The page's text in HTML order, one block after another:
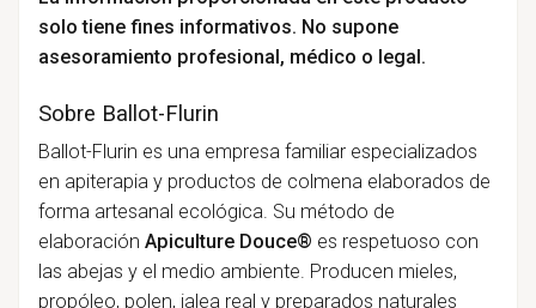
solo tiene fines informativos. No supone
asesoramiento profesional, médico o legal.
Sobre Ballot-Flurin
Ballot-Flurin es una empresa familiar especializados
en apiterapia y productos de colmena elaborados de
forma artesanal ecológica. Su método de
elaboración Apiculture Douce® es respetuoso con
las abejas y el medio ambiente. Producen mieles,
propóleo, polen, jalea real y preparados naturales